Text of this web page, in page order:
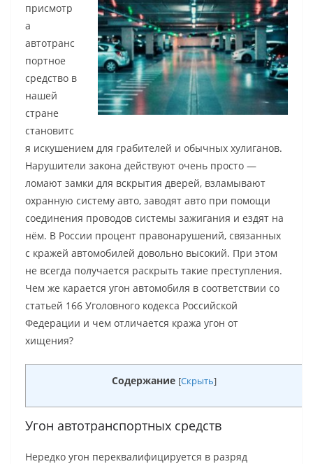
присмотр
а
автотранс
портное
средство в
нашей
стране
становитс
я искушением для грабителей и обычных хулиганов.
Нарушители закона действуют очень просто —
ломают замки для вскрытия дверей, взламывают
охранную систему авто, заводят авто при помощи
соединения проводов системы зажигания и ездят на
нём. В России процент правонарушений, связанных
с кражей автомобилей довольно высокий. При этом
не всегда получается раскрыть такие преступления.
Чем же карается угон автомобиля в соответствии со
статьей 166 Уголовного кодекса Российской
Федерации и чем отличается кража угон от
хищения?
Содержание [Скрыть]
Угон автотранспортных средств
Нередко угон переквалифицируется в разряд